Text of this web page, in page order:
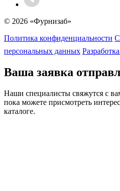
© 2026 «Фурнизаб»
Политика конфиденциальности
персональных данных
Ваша заявка
Наши специалисты свяжутся с
пока можете присмотреть
каталоге.